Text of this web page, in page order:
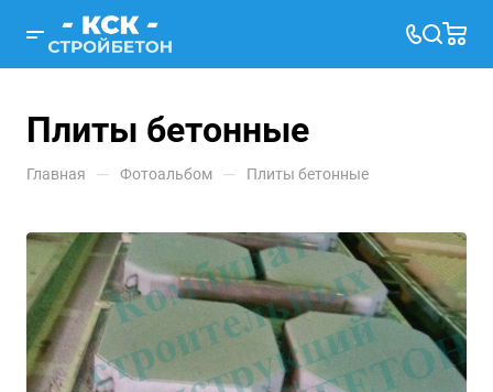
Плиты бетонные
Главная — Фотоальбом — Плиты бетонные